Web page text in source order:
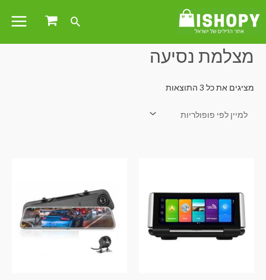
עמוד הבית/ מוצרים המתויגים “מצלמת נסיעה”
מצלמת נסיעה
מציגים את כל ⁦3⁩ התוצאות